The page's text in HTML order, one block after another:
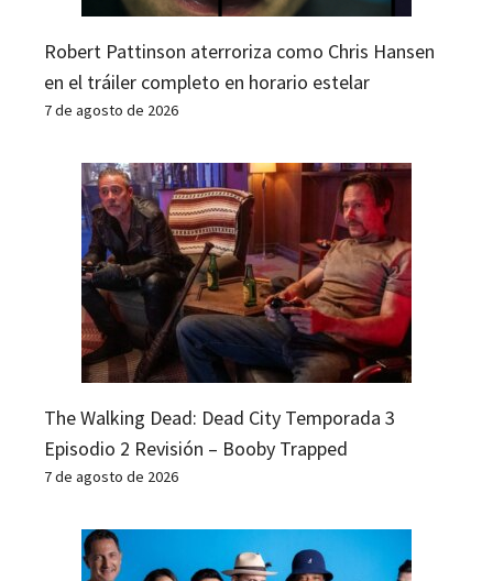
Robert Pattinson aterroriza como Chris Hansen
en el tráiler completo en horario estelar
7 de agosto de 2026
The Walking Dead: Dead City Temporada 3
Episodio 2 Revisión – Booby Trapped
7 de agosto de 2026